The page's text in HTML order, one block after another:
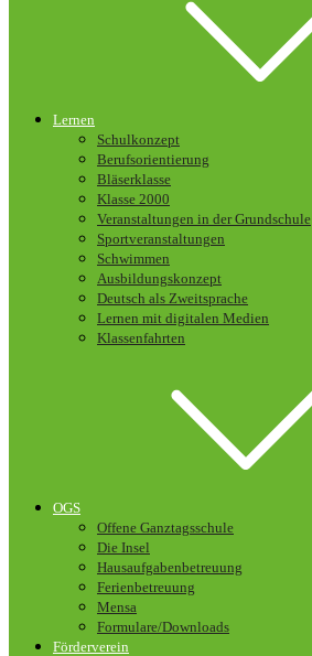
Lernen
Schulkonzept
Berufsorientierung
Bläserklasse
Klasse 2000
Veranstaltungen in der Grundschule
Sportveranstaltungen
Schwimmen
Ausbildungskonzept
Deutsch als Zweitsprache
Lernen mit digitalen Medien
Klassenfahrten
OGS
Offene Ganztagsschule
Die Insel
Hausaufgabenbetreuung
Ferienbetreuung
Mensa
Formulare/Downloads
Förderverein